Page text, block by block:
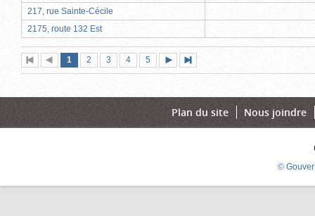
217, rue Sainte-Cécile
2175, route 132 Est
Première
page
Page
précédente
Page
1 (page
actuelle)
Page
2 Page
3 Page
4 Page
5
suivante
page
Plan du site Nous joindre
©